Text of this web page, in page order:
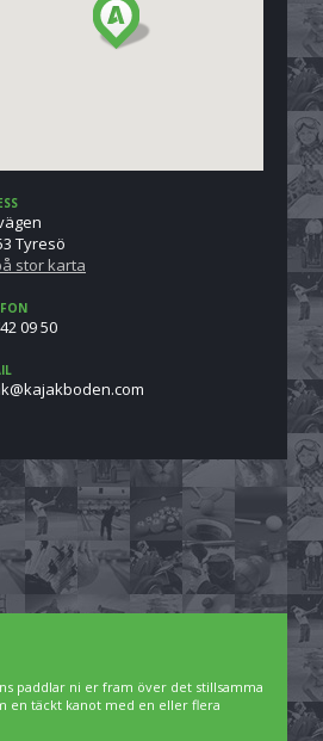
Tyresö
stor karta
09 50
paddlar ni er fram över det stillsamma
en täckt kanot med en eller flera